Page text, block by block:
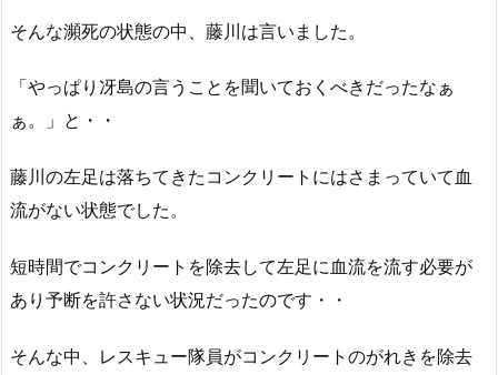
そんな瀕死の状態の中、藤川は言いました。
「やっぱり冴島の言うことを聞いておくべきだったなぁ
ぁ。」と・・
藤川の左足は落ちてきたコンクリートにはさまっていて血
流がない状態でした。
短時間でコンクリートを除去して左足に血流を流す必要が
あり予断を許さない状況だったのです・・
そんな中、レスキュー隊員がコンクリートのがれきを除去